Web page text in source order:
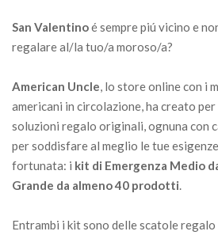
San Valentinoé sempre piú vicino e
regalare al/la tuo/a moroso/a?
American Uncle, lo store online con i
americani in circolazione, ha creato per
soluzioni regalo originali, ognuna con
per soddisfare al meglio le tue
fortunata: i kit di Emergenza Medio
Grande da almeno 40 prodotti.
Entrambi i kit sono delle scatole